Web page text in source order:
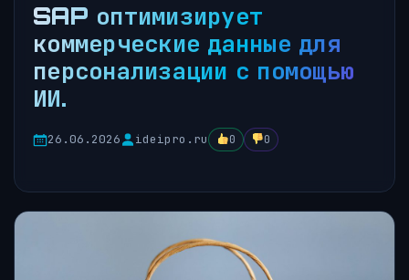
SAP оптимизирует
коммерческие данные для
персонализации с помощью
ИИ.
26.06.2026 ideipro.ru 0 0